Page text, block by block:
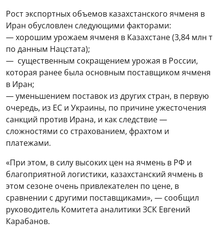
Рост экспортных объемов казахстанского ячменя в
Иран обусловлен следующими факторами:
— хорошим урожаем ячменя в Казахстане (3,84 млн т
по данным Нацстата);
— существенным сокращением урожая в России,
которая ранее была основным поставщиком ячменя
в Иран;
— уменьшением поставок из других стран, в первую
очередь, из ЕС и Украины, по причине ужесточения
санкций против Ирана, и как следствие —
сложностями со страхованием, фрахтом и
платежами.
«При этом, в силу высоких цен на ячмень в РФ и
благоприятной логистики, казахстанский ячмень в
этом сезоне очень привлекателен по цене, в
сравнении с другими поставщиками», — сообщил
руководитель Комитета аналитики ЗСК Евгений
Карабанов.